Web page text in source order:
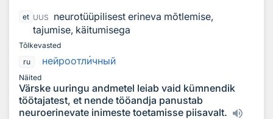
et UUS
neurotüüpilisest erineva mõtlemise,
tajumise, käitumisega
Tõlkevasted
ru
нейроотличный
Näited
Värske uuringu andmetel leiab vaid kümnendik
töötajatest, et nende tööandja panustab
neuroerinevate inimeste toetamisse piisavalt.